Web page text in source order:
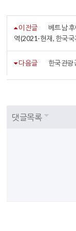
이전글
베트남
역(2021-현재, 한국
다음글
한국관광
댓글목록